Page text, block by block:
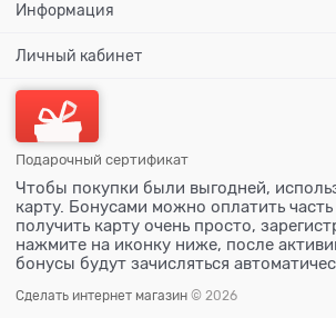
Информация
Личный кабинет
Подарочный сертификат
Чтобы покупки были выгодней,
карту. Бонусами можно оплатить часть
получить карту очень просто,
нажмите на иконку ниже, после
бонусы будут зачисляться
Сделать интернет магазин © 2026